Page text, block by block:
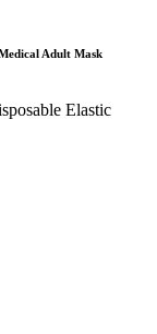
Adult Mask